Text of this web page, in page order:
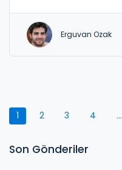
Erguvan Ozak
1 2 3 4 …
Son Gönderiler